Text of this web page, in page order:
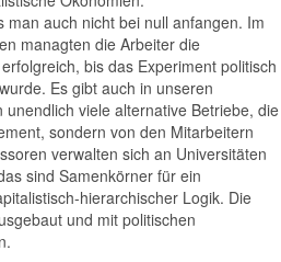
man auch nicht bei null anfangen. Im
managten die Arbeiter die
bis das Experiment politisch
Es gibt auch in unseren
viele alternative Betriebe, die
sondern von den Mitarbeitern
verwalten sich an Universitäten
sind Samenkörner für ein
hierarchischer Logik. Die
und mit politischen